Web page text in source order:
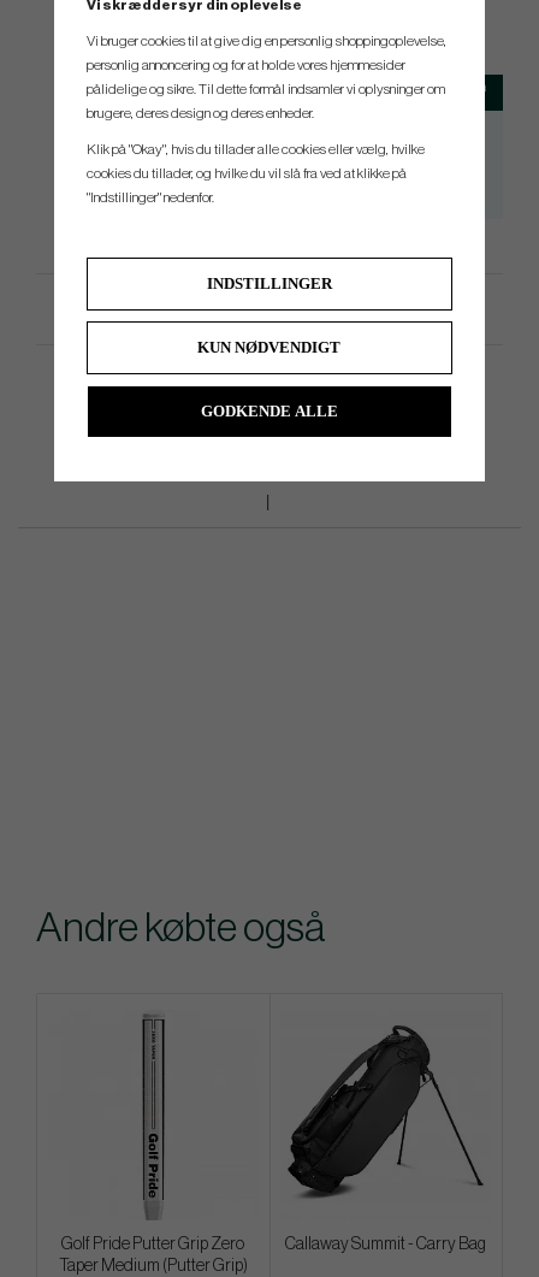
SPEC.
Club Loft Lie Length
3 15°
7
Produktspecifikation
Andre købte også
Golf Pride Putter Grip Zero
Taper Medium (Putter Grip)
Callaway Summit - Carry Bag
Vi skræddersyr din oplevelse
Vi bruger cookies til at give dig en personlig shoppingoplevelse,
personlig annoncering og for at holde vores hjemmesider
pålidelige og sikre. Til dette formål indsamler vi oplysninger om
brugere, deres design og deres enheder.
Klik på "Okay", hvis du tillader alle cookies eller vælg, hvilke
cookies du tillader, og hvilke du vil slå fra ved at klikke på
"Indstillinger" nedenfor.
INDSTILLINGER
KUN NØDVENDIGT
GODKENDE ALLE